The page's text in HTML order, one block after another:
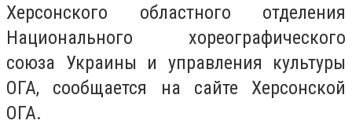
Херсонского областного отделения
Национального хореографического
союза Украины и управления культуры
ОГА, сообщается на сайте Херсонской
ОГА.